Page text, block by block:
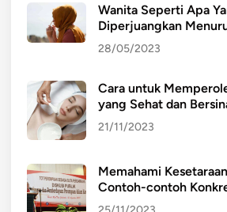
Wanita Seperti Apa
Diperjuangkan
28/05/2023
Cara untuk
yang Sehat dan
21/11/2023
Memahami
Contoh-contoh